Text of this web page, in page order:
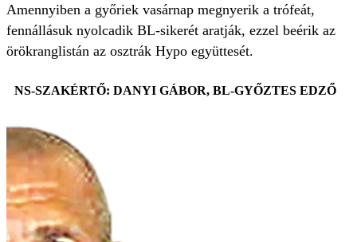
Amennyiben a győriek vasárnap megnyerik a trófeát,
fennállásuk nyolcadik BL-sikerét aratják, ezzel beérik az
örökranglistán az osztrák Hypo együttesét.
NS-SZAKÉRTŐ: DANYI GÁBOR, BL-GYŐZTES EDZŐ